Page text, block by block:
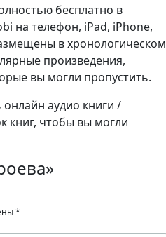
бесплатно в
на телефон, iPad, iPhone,
в хронологическом
произведения,
вы могли пропустить.
аудио книги /
книг, чтобы вы могли
*